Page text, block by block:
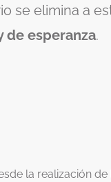
se elimina a
de esperanza.
la realización